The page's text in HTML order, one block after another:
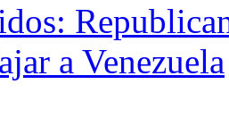
a Venezuela